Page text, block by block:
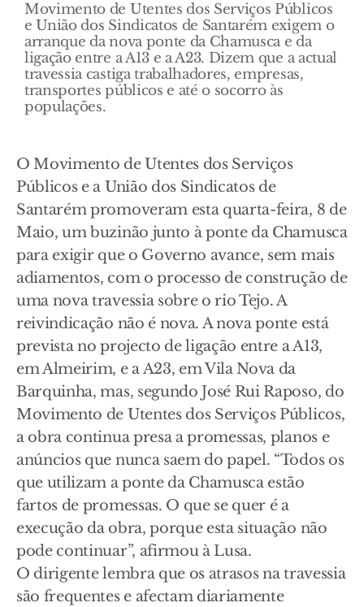
Movimento de Utentes dos Serviços Públicos
e União dos Sindicatos de Santarém exigem o
arranque da nova ponte da Chamusca e da
ligação entre a A13 e a A23. Dizem que a actual
travessia castiga trabalhadores, empresas,
transportes públicos e até o socorro às
populações.
O Movimento de Utentes dos Serviços
Públicos e a União dos Sindicatos de
Santarém promoveram esta quarta-feira, 8 de
Maio, um buzinão junto à ponte da Chamusca
para exigir que o Governo avance, sem mais
adiamentos, com o processo de construção de
uma nova travessia sobre o rio Tejo. A
reivindicação não é nova. A nova ponte está
prevista no projecto de ligação entre a A13,
em Almeirim, e a A23, em Vila Nova da
Barquinha, mas, segundo José Rui Raposo, do
Movimento de Utentes dos Serviços Públicos,
a obra continua presa a promessas, planos e
anúncios que nunca saem do papel. “Todos os
que utilizam a ponte da Chamusca estão
fartos de promessas. O que se quer é a
execução da obra, porque esta situação não
pode continuar”, afirmou à Lusa.
O dirigente lembra que os atrasos na travessia
são frequentes e afectam diariamente